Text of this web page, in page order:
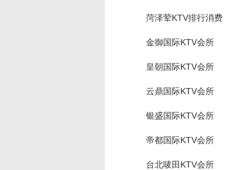
菏泽荤KTV排行消费
金御国际KTV会所
皇朝国际KTV会所
云鼎国际KTV会所
银盛国际KTV会所
帝都国际KTV会所
台北唛田KTV会所